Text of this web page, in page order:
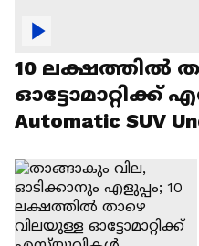
10 ലക്ഷത്തിൽ
Automatic SUV